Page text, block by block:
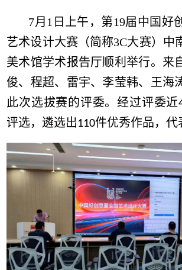
7月1日上午 ，第19届 中国好
艺术设计大赛（简称3C大赛）中
美术馆学术报告厅顺利举行。来
俊、程超、雷宇、李莹韩、王海
此次选拔赛的评委。经过评委近
评选，遴选出 110件优秀作品，代